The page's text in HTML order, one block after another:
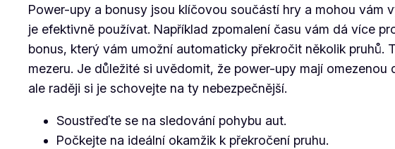
Power-upy a bonusy jsou klíčovou součástí hry a mohou vám
je efektivně používat. Například zpomalení času vám dá více
bonus, který vám umožní automaticky překročit několik pruhů.
mezeru. Je důležité si uvědomit, že power-upy mají
ale raději si je schovejte na ty nebezpečnější.
Soustřeďte se na sledování pohybu aut.
Počkejte na ideální okamžik k překročení pruhu.